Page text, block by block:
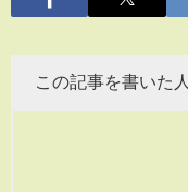
この記事を書いた人